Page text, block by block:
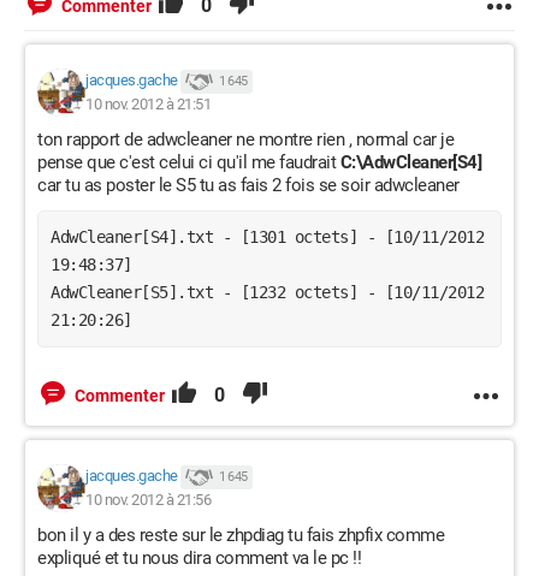
Commenter 0
jacques.gache 1 645
10 nov. 2012 à 21:51
ton rapport de adwcleaner ne montre rien , normal car je
pense que c'est celui ci qu'il me faudraitC:\AdwCleaner[S4]
car tu as poster le S5 tu as fais 2 fois se soir adwcleaner
AdwCleaner[S4].txt - [1301 octets] - [10/11/2012
19:48:37]
AdwCleaner[S5].txt - [1232 octets] - [10/11/2012
21:20:26]
Commenter 0
jacques.gache 1 645
10 nov. 2012 à 21:56
bon il y a des reste sur le zhpdiag tu fais zhpfix comme
expliqué et tu nous dira comment va le pc !!